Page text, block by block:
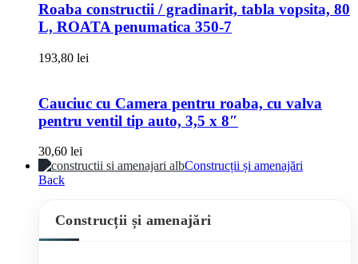
Roaba constructii / gradinarit, tabla vopsita, 80
L, ROATA penumatica 350-7
193,80 lei
Cauciuc cu Camera pentru roaba, cu valva
pentru ventil tip auto, 3,5 x 8″
30,60 lei
Construcții și amenajări
Back
Construcții și amenajări